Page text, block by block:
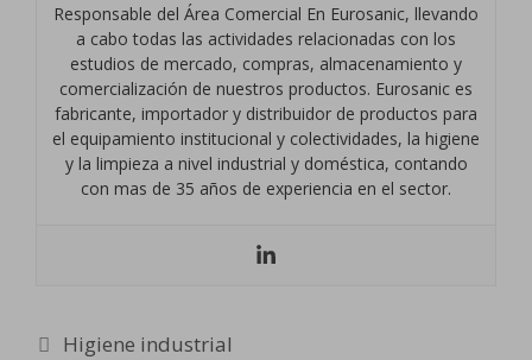
Responsable del Área Comercial En Eurosanic, llevando
a cabo todas las actividades relacionadas con los
estudios de mercado, compras, almacenamiento y
comercialización de nuestros productos. Eurosanic es
fabricante, importador y distribuidor de productos para
el equipamiento institucional y colectividades, la higiene
y la limpieza a nivel industrial y doméstica, contando
con mas de 35 años de experiencia en el sector.
Categorías
Higiene industrial